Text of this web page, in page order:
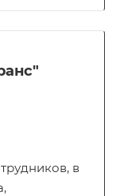
в